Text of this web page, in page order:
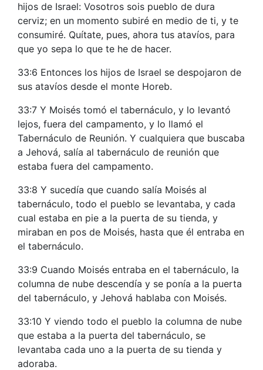
hijos de Israel: Vosotros sois pueblo de dura
cerviz; en un momento subiré en medio de ti, y te
consumiré. Quítate, pues, ahora tus atavíos, para
que yo sepa lo que te he de hacer.
33:6 Entonces los hijos de Israel se despojaron de
sus atavíos desde el monte Horeb.
33:7 Y Moisés tomó el tabernáculo, y lo levantó
lejos, fuera del campamento, y lo llamó el
Tabernáculo de Reunión. Y cualquiera que buscaba
a Jehová, salía al tabernáculo de reunión que
estaba fuera del campamento.
33:8 Y sucedía que cuando salía Moisés al
tabernáculo, todo el pueblo se levantaba, y cada
cual estaba en pie a la puerta de su tienda, y
miraban en pos de Moisés, hasta que él entraba en
el tabernáculo.
33:9 Cuando Moisés entraba en el tabernáculo, la
columna de nube descendía y se ponía a la puerta
del tabernáculo, y Jehová hablaba con Moisés.
33:10 Y viendo todo el pueblo la columna de nube
que estaba a la puerta del tabernáculo, se
levantaba cada uno a la puerta de su tienda y
adoraba.